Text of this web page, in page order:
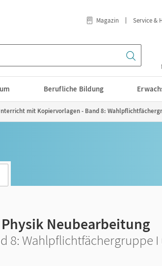
Magazin Service &
Berufliche Bildung
mit Kopiervorlagen - Band 8:
Neubearbeitung
8: Wahlpflichtfächergruppe